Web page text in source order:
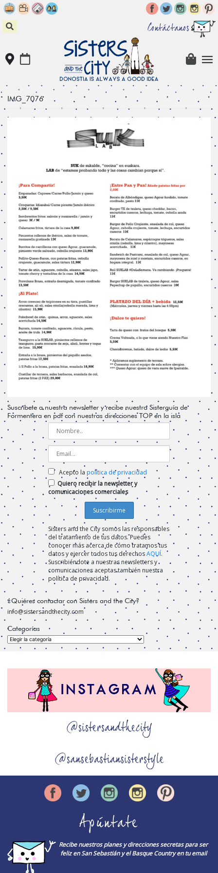
Skip
to
content
Contáctanos
IMG_7076
Suscríbete a nuestra newsletter y recibe nuestra Sisterguía de
Formentera en pdf con nuestras direcciones TOP en la isla
Acepto la política de privacidad
Quiero recibir la newsletter y
comunicaciones comerciales
Sisters and the City somos las responsables
del tratamiento de tus datos. Puedes
conocer más acerca de cómo tratamos tus
datos y ejercer todos tus derechosAQUÍ.
Suscribiéndote a nuestras newsletters y
comunicaciones aceptas también nuestra
política de privacidad.
¿Quiéres contactar con Sisters and the City?
info@sistersandthecity.com
Categorías
Categorías
@sistersandthecity
@sansebastiansisterstyle
Apúntate
Recibe nuestros planes y direcciones secretas para ser
feliz en San Sebastián y el Basque Country en tu email